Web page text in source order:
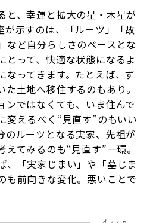
と、幸運と拡大の星・木星が
が示すのは、「ルーツ」「故
など自分らしさのベースとな
とって、快適な状態になるよ
なってきます。たとえば、ず
土地へ移住するのもあり。
ンではなくても、いま住んで
変えるべく“見直す”のもいい
のルーツとなる実家、先祖が
てみるのも“見直す”一環。
、「実家じまい」や「墓じま
も前向きな変化。悪いことで